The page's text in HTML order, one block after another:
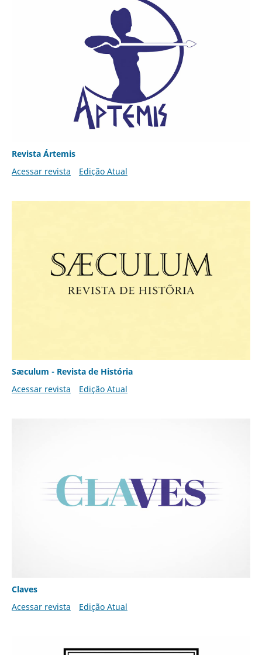
Revista Ártemis
Acessar revista
Edição Atual
Sæculum - Revista de História
Acessar revista
Edição Atual
Claves
Acessar revista
Edição Atual